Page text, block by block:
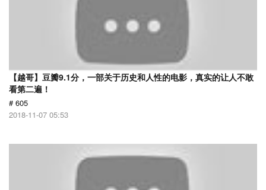
【越哥】豆瓣9.1分，一部关于历史和人性的电影，真实的让人不敢
看第二遍！
# 605
2018-11-07 05:53